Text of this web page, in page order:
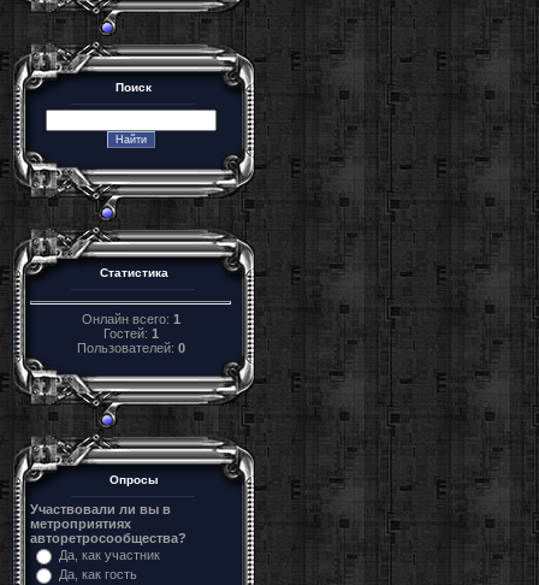
Поиск
Статистика
Онлайн всего: 1
Гостей: 1
Пользователей: 0
Опросы
Участвовали ли вы в
метроприятиях
авторетросообщества?
Да, как участник
Да, как гость